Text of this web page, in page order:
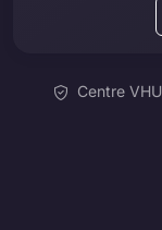
Centre